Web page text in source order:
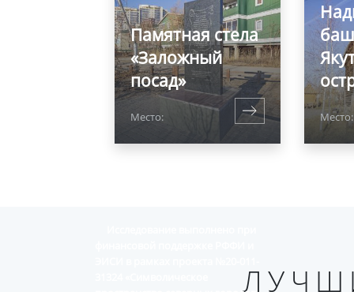
Памятная стела
«Заложный
посад»
Место: Место: